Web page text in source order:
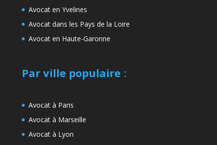
Avocat en Yvelines
Avocat dans les Pays de la Loire
Avocat en Haute-Garonne
Par ville populaire:
Avocat à Paris
Avocat à Marseille
Avocat à Lyon